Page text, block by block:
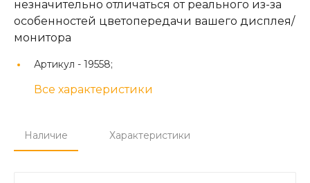
незначительно отличаться от реального из-за
особенностей цветопередачи вашего дисплея/
монитора
Артикул - 19558;
Все характеристики
Наличие Характеристики